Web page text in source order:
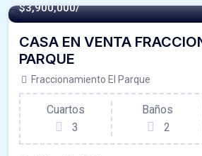
$3,900,000/
CASA EN VENTA
PARQUE
Fraccionamiento El Parque
Cuartos
3
Baños
2